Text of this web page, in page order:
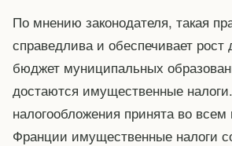
По мнению законодателя, такая
справедлива и обеспечивает рост
бюджет муниципальных
достаются имущественные
налогообложения принята во
Франции имущественные налоги